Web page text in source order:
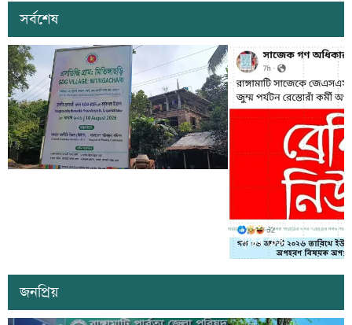
সর্বশেষ
সাজেকে অপহরণের গুজব
সৃষ্টির চেষ্টা
জনপ্রিয়